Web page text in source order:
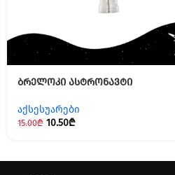
ბრელოკი ასტრონავტი
აქსესუარები
15.00₾ 10.50₾